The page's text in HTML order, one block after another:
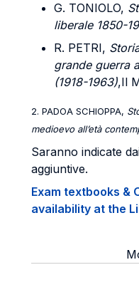
G. TONIOLO,
liberale 1850-
R. PETRI,
grande guerra
(1918-1963),Il
2. PADOA SCHIOPPA,
medioevo all’età
Saranno indicate
aggiuntive.
Exam textbooks &
availability at the